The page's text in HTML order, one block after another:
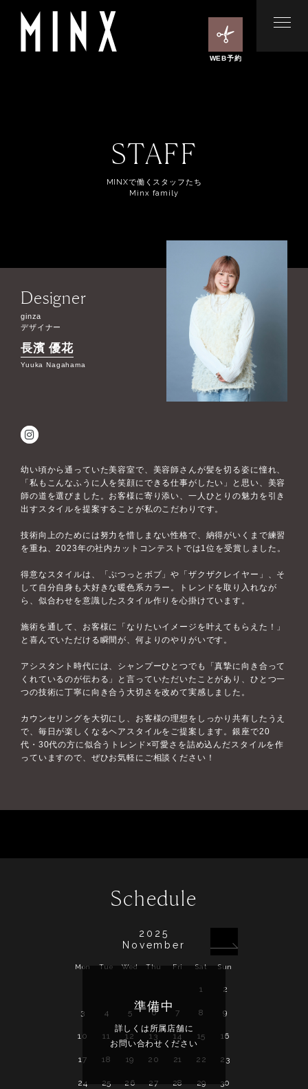
WEB予約
STAFF
MINXで働くスタッフたち
Minx family
Designer
ginza
デザイナー
長濱 優花
Yuuka Nagahama
幼い頃から通っていた美容室で、美容師さんが髪を切る姿に憧れ、
「私もこんなふうに人を笑顔にできる仕事がしたい」と思い、美容
師の道を選びました。お客様に寄り添い、一人ひとりの魅力を引き
出すスタイルを提案することが私のこだわりです。
技術向上のためには努力を惜しまない性格で、納得がいくまで練習
を重ね、2023年の社内カットコンテストでは1位を受賞しました。
得意なスタイルは、「ぷつっとボブ」や「ザクザクレイヤー」、そ
して自分自身も大好きな暖色系カラー。トレンドを取り入れなが
ら、似合わせを意識したスタイル作りを心掛けています。
施術を通して、お客様に「なりたいイメージを叶えてもらえた！」
と喜んでいただける瞬間が、何よりのやりがいです。
アシスタント時代には、シャンプーひとつでも「真摯に向き合って
くれているのが伝わる」と言っていただいたことがあり、ひとつ一
つの技術に丁寧に向き合う大切さを改めて実感しました。
カウンセリングを大切にし、お客様の理想をしっかり共有したうえ
で、毎日が楽しくなるヘアスタイルをご提案します。銀座で20
代・30代の方に似合うトレンド×可愛さを詰め込んだスタイルを作
っていますので、ぜひお気軽にご相談ください！
Schedule
2025
November
Mon Tue Wed Thu Fri Sat Sun
1 2
3 4 5 6 7 8 9
10 11 12 13 14 15 16
17 18 19 20 21 22 23
24 25 26 27 28 29 30
準備中
詳しくは所属店舗に
お問い合わせください